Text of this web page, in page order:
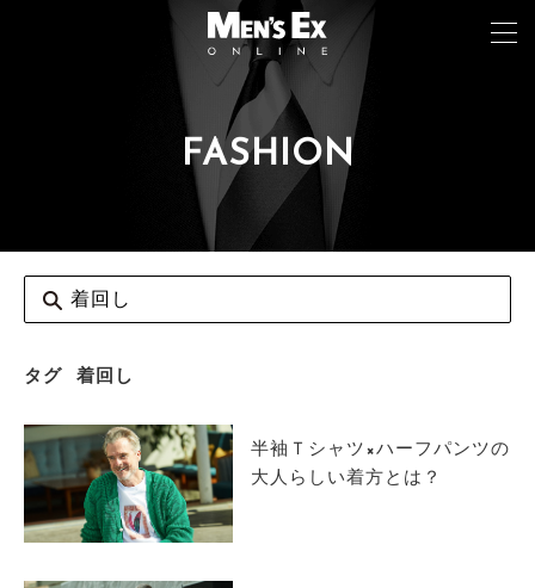
FASHION
タグ 着回し
半袖Ｔシャツ×ハーフパンツの
大人らしい着方とは？
CAR&BIKE
LIFESTYLE
COLUMN
MAGAZINE
ABOUT SITE